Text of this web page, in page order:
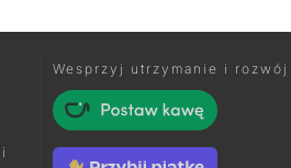
Wesprzyj utrzymanie i